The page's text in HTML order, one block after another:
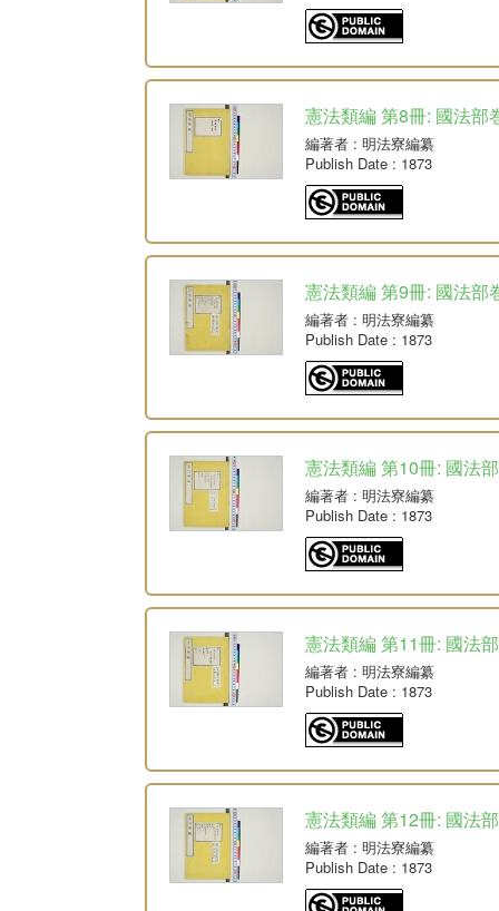
憲法類編 第8冊: 國法部
編著者 : 明法寮編纂
Publish Date : 1873
憲法類編 第9冊: 國法部
編著者 : 明法寮編纂
Publish Date : 1873
憲法類編 第10冊: 國法
編著者 : 明法寮編纂
Publish Date : 1873
憲法類編 第11冊: 國法
編著者 : 明法寮編纂
Publish Date : 1873
憲法類編 第12冊: 國法
編著者 : 明法寮編纂
Publish Date : 1873